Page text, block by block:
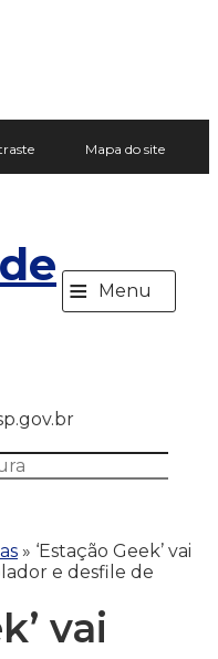
Mapa do site
≡ Menu
» ‘Estação Geek’ vai
e desfile de
vai